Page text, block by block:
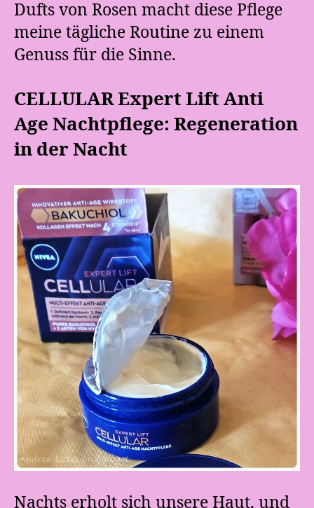
Dufts von Rosen macht diese Pflege
meine tägliche Routine zu einem
Genuss für die Sinne.
CELLULAR Expert Lift Anti
Age Nachtpflege: Regeneration
in der Nacht
Nachts erholt sich unsere Haut, und